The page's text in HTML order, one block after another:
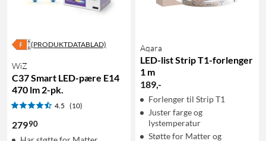
(PRODUKTDATABLAD)
WiZ
C37 Smart LED-pære E14
470 lm 2-pk.
4.5 (10)
27990
Aqara
LED-list Strip T1-forlenger
1 m
189,-
Forlenger til Strip T1
Juster farge og
lystemperatur
Støtte for Matter og